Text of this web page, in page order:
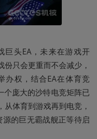
巨头EA，未来在游戏开
只会更重而不会减少，
办权，结合EA在体育竞
个庞大的沙特电竞矩阵已
体育到游戏再到电竞，
的巨无霸战舰正等待启